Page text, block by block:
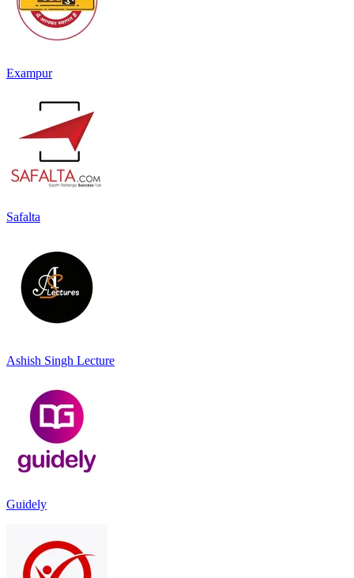
Exampur
Safalta
Ashish Singh Lecture
Guidely